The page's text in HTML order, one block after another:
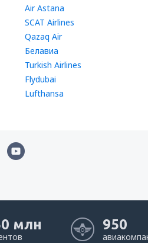
Air Astana
SCAT Airlines
Qazaq Air
Белавиа
Turkish Airlines
Flydubai
Lufthansa
млн 950